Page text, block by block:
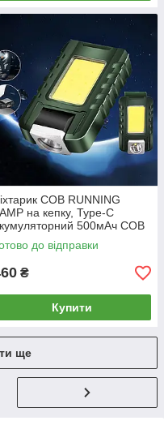
COB RUNNING
на кепку, Type-C
500мАч COB
XPG світильник, ліхтар на
сумку
до відправки
₴
Купити
ще